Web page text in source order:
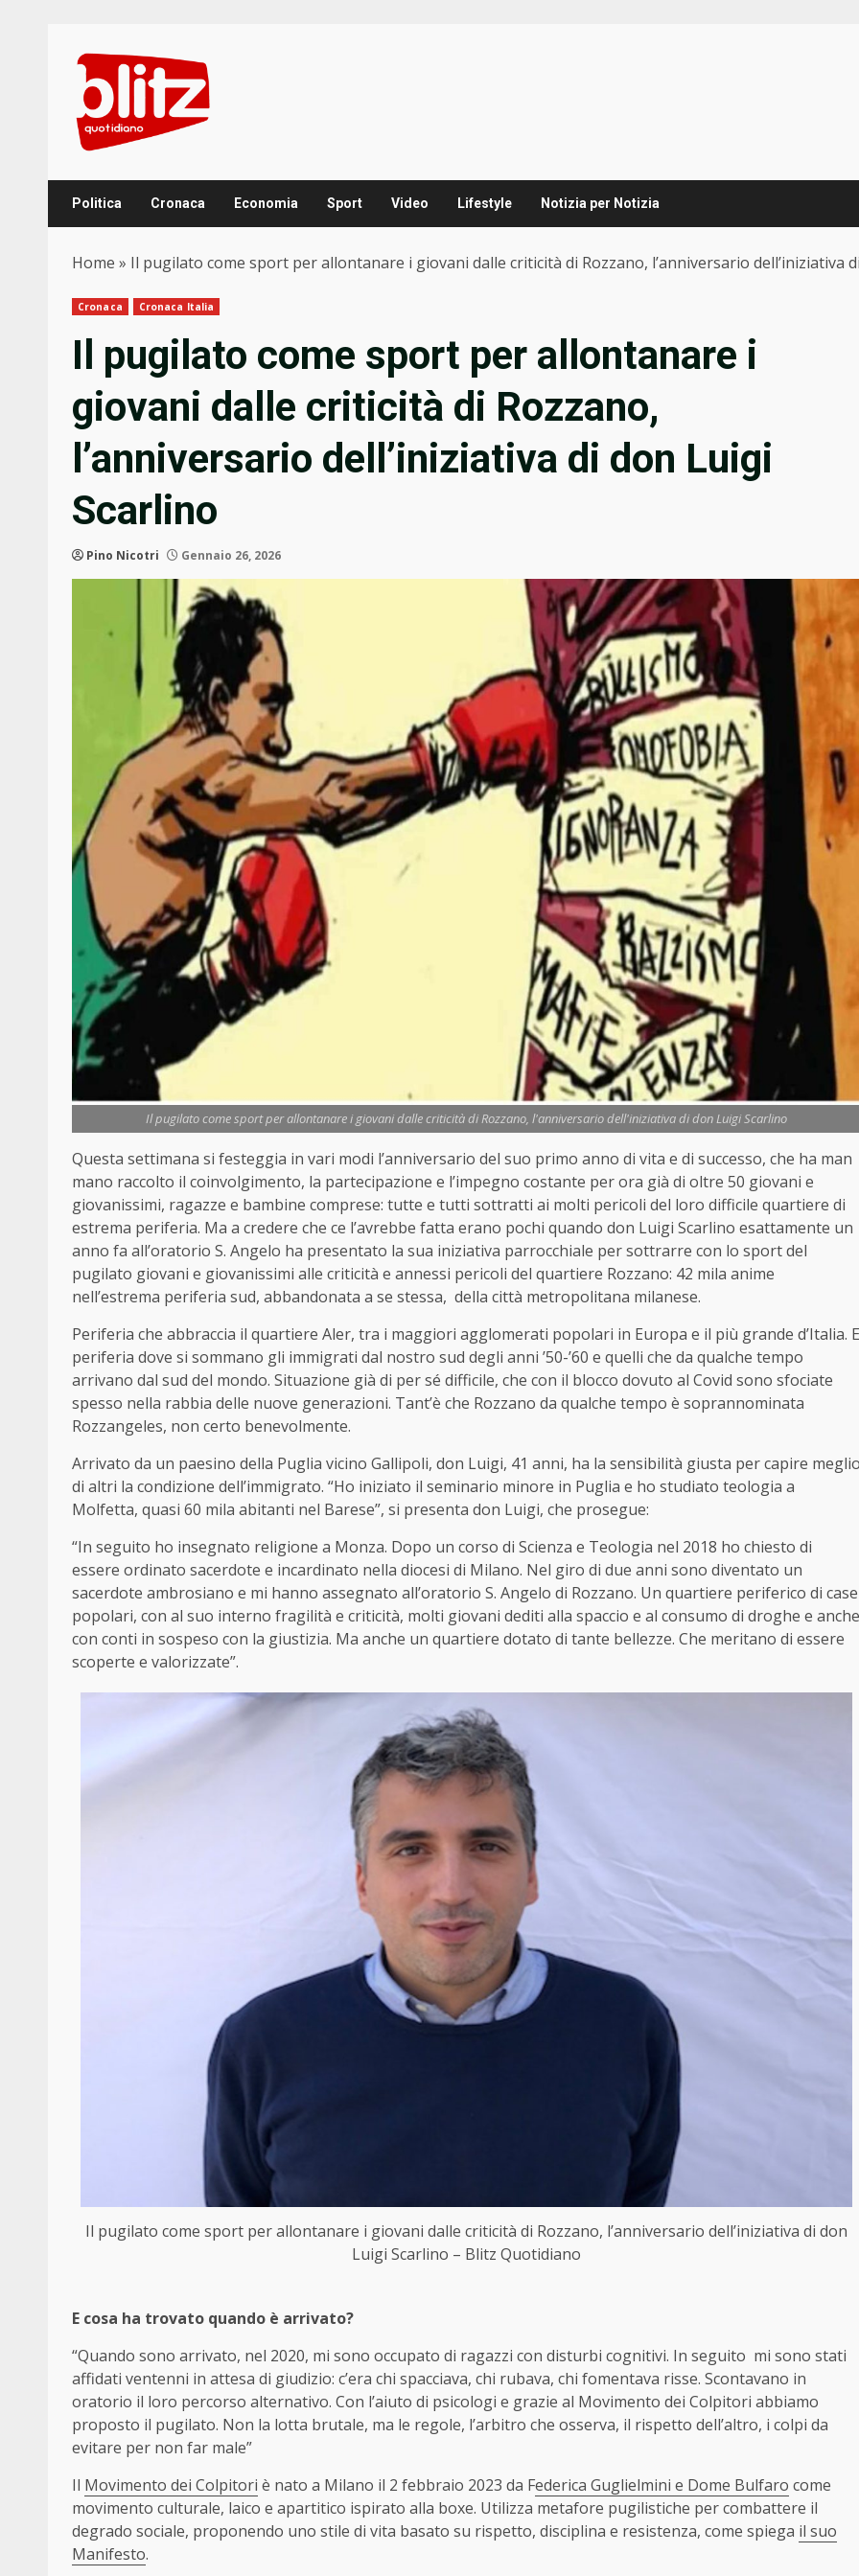
content
Politica Cronaca Economia Sport Video Lifestyle Notizia per Notizia
Home » Il pugilato come sport per allontanare i giovani dalle criticità di Rozzano, l’anniversario dell’iniziativa
Cronaca Cronaca Italia
Il pugilato come sport per allontanare i
giovani dalle criticità di Rozzano,
l’anniversario dell’iniziativa di don Luigi
Scarlino
Pino Nicotri Gennaio 26, 2026
Il pugilato come sport per allontanare i giovani dalle criticità di Rozzano, l'anniversario dell'iniziativa di don Luigi Scarlino
Questa settimana si festeggia in vari modi l’anniversario del suo primo anno di vita e di successo, che ha man
mano raccolto il coinvolgimento, la partecipazione e l’impegno costante per ora già di oltre 50 giovani e
giovanissimi, ragazze e bambine comprese: tutte e tutti sottratti ai molti pericoli del loro difficile quartiere di
estrema periferia. Ma a credere che ce l’avrebbe fatta erano pochi quando don Luigi Scarlino esattamente un
anno fa all’oratorio S. Angelo ha presentato la sua iniziativa parrocchiale per sottrarre con lo sport del
pugilato giovani e giovanissimi alle criticità e annessi pericoli del quartiere Rozzano: 42 mila anime
nell’estrema periferia sud, abbandonata a se stessa, della città metropolitana milanese.
Periferia che abbraccia il quartiere Aler, tra i maggiori agglomerati popolari in Europa e il più grande d’Italia. E
periferia dove si sommano gli immigrati dal nostro sud degli anni ’50-’60 e quelli che da qualche tempo
arrivano dal sud del mondo. Situazione già di per sé difficile, che con il blocco dovuto al Covid sono sfociate
spesso nella rabbia delle nuove generazioni. Tant’è che Rozzano da qualche tempo è soprannominata
Rozzangeles, non certo benevolmente.
Arrivato da un paesino della Puglia vicino Gallipoli, don Luigi, 41 anni, ha la sensibilità giusta per capire meglio
di altri la condizione dell’immigrato. “Ho iniziato il seminario minore in Puglia e ho studiato teologia a
Molfetta, quasi 60 mila abitanti nel Barese”, si presenta don Luigi, che prosegue:
“In seguito ho insegnato religione a Monza. Dopo un corso di Scienza e Teologia nel 2018 ho chiesto di
essere ordinato sacerdote e incardinato nella diocesi di Milano. Nel giro di due anni sono diventato un
sacerdote ambrosiano e mi hanno assegnato all’oratorio S. Angelo di Rozzano. Un quartiere periferico di case
popolari, con al suo interno fragilità e criticità, molti giovani dediti alla spaccio e al consumo di droghe e anche
con conti in sospeso con la giustizia. Ma anche un quartiere dotato di tante bellezze. Che meritano di essere
scoperte e valorizzate”.
Il pugilato come sport per allontanare i giovani dalle criticità di Rozzano, l’anniversario dell’iniziativa di don
Luigi Scarlino – Blitz Quotidiano
E cosa ha trovato quando è arrivato?
“Quando sono arrivato, nel 2020, mi sono occupato di ragazzi con disturbi cognitivi. In seguito mi sono stati
affidati ventenni in attesa di giudizio: c’era chi spacciava, chi rubava, chi fomentava risse. Scontavano in
oratorio il loro percorso alternativo. Con l’aiuto di psicologi e grazie al Movimento dei Colpitori abbiamo
proposto il pugilato. Non la lotta brutale, ma le regole, l’arbitro che osserva, il rispetto dell’altro, i colpi da
evitare per non far male”
Il Movimento dei Colpitori è nato a Milano il 2 febbraio 2023 da Federica Guglielmini e Dome Bulfaro come
movimento culturale, laico e apartitico ispirato alla boxe. Utilizza metafore pugilistiche per combattere il
degrado sociale, proponendo uno stile di vita basato su rispetto, disciplina e resistenza, come spiega il suo
Manifesto.